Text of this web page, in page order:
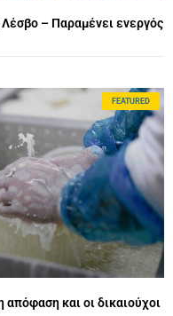
– Παραμένει ενεργός
FEATURED
και οι δικαιούχοι